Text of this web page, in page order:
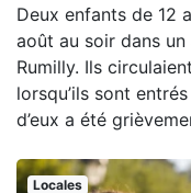
Deux enfants de 12
août au soir dans
Rumilly. Ils
lorsqu’ils sont
d’eux a été
Locales